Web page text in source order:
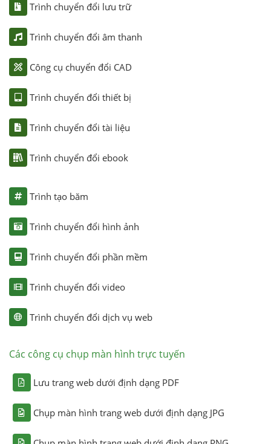
Trình chuyển đổi lưu trữ
Trình chuyển đổi âm thanh
Công cụ chuyển đổi CAD
Trình chuyển đổi thiết bị
Trình chuyển đổi tài liệu
Trình chuyển đổi ebook
Trình tạo băm
Trình chuyển đổi hình ảnh
Trình chuyển đổi phần mềm
Trình chuyển đổi video
Trình chuyển đổi dịch vụ web
Các công cụ chụp màn hình trực tuyến
Lưu trang web dưới định dạng PDF
Chụp màn hình trang web dưới định dạng JPG